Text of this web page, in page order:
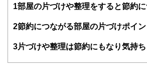
得者を中心に「お金や暮らし」に関
験者で構成され、企画立案から記事
1 部屋の片づけや整理をすると節約
2節約につながる部屋の片づけポイン
3片づけや整理は節約にもなり気持